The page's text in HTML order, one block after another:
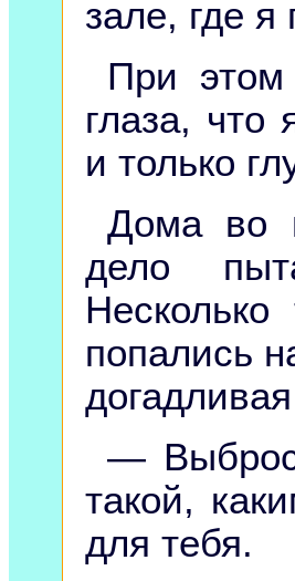
зале, где
При этом
глаза, что
и только
Дома во
дело
попались
—
такой,
для тебя.